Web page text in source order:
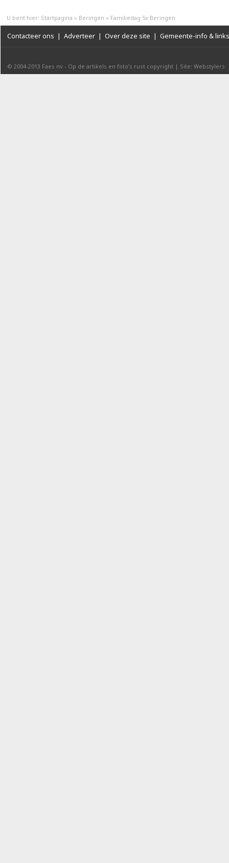
U bent hier: Startpagina » Beringen » Familiedag 5x Beringen
Contacteer ons | Adverteer | Over deze site | Gemeente-info & links
© 2004-2013 Faes nv - Op de artikels en foto’s rust copyright | Site: Webstylers